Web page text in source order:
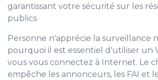
garantissant votre sécurité sur les
publics.
Personne n'apprécie la surveillance
pourquoi il est essentiel d'utiliser un
vous vous connectez à Internet. Le
empêche les annonceurs, les FAI et